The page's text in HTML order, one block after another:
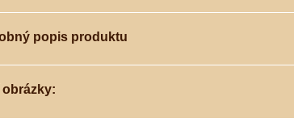
popis produktu
obrázky: